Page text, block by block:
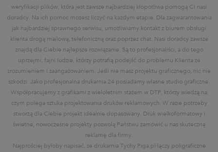
weryfikacji plików, która jest zawsze najbardziej kłopotliwa pomogą Ci nasi
doradcy. Na ich pomoc możesz liczyć na każdym etapie. Dla zagwarantowania
jak najbardziej sprawnego serwisu, umożliwiamy kontakt z biurem obsługi
klienta drogą mailową, telefoniczną oraz poprzez chat. Nasi doradcy zawsze
znajdą dla Ciebie najlepsze rozwiązanie. Są to profesjonaliści, a do tego
uprzejmi, fajni ludzie, którzy potrafią podejść do problemu Klienta ze
zrozumieniem i zaangażowaniem. Jeśli nie masz projektu graficznego, nic nie
szkodzi. Jako profesjonalna drukarnia 24 posiadamy własne studio graficzne.
Współpracujemy z grafikami z wieloletnim stażem w DTP, którzy wiedzą na
czym polega sztuka projektowania druków reklamowych. W razie potrzeby
stworzą dla Ciebie projekt idealnie dopasowany. Druk wielkoformatowy i
świetne, nowoczesne projekty pozwolą Państwu zamówić u nas skuteczną
reklamę dla firmy.
Najprościej byłoby napisać, że drukarnia Tychy Piga.pl łączy poligraficzne